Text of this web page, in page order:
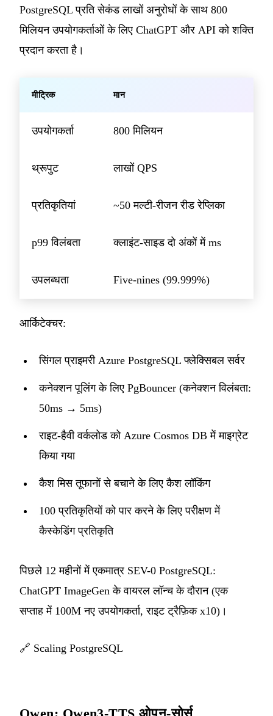
PostgreSQL प्रति सेकंड लाखों अनुरोधों के साथ 800
मिलियन उपयोगकर्ताओं के लिए ChatGPT और API को शक्ति
प्रदान करता है।
मीट्रिक मान
उपयोगकर्ता 800 मिलियन
थ्रूपुट लाखों QPS
प्रतिकृतियां ~50 मल्टी-रीजन रीड रेप्लिका
p99 विलंबता क्लाइंट-साइड दो अंकों में ms
उपलब्धता Five-nines (99.999%)
आर्किटेक्चर:
सिंगल प्राइमरी Azure PostgreSQL फ्लेक्सिबल सर्वर
कनेक्शन पूलिंग के लिए PgBouncer (कनेक्शन विलंबता:
50ms → 5ms)
राइट-हैवी वर्कलोड को Azure Cosmos DB में माइग्रेट
किया गया
कैश मिस तूफानों से बचाने के लिए कैश लॉकिंग
100 प्रतिकृतियों को पार करने के लिए परीक्षण में
कैस्केडिंग प्रतिकृति
पिछले 12 महीनों में एकमात्र SEV-0 PostgreSQL:
ChatGPT ImageGen के वायरल लॉन्च के दौरान (एक
सप्ताह में 100M नए उपयोगकर्ता, राइट ट्रैफ़िक x10)।
🔗 Scaling PostgreSQL